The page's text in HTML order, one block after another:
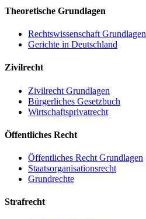
Theoretische Grundlagen
Rechtswissenschaft Grundlagen
Gerichte in Deutschland
Zivilrecht
Zivilrecht Grundlagen
Bürgerliches Gesetzbuch
Wirtschaftsprivatrecht
Öffentliches Recht
Öffentliches Recht Grundlagen
Staatsorganisationsrecht
Grundrechte
Strafrecht